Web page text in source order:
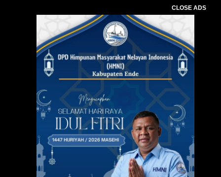
CLOSE ADS
Baca Juga : Rekam Jejak Sengketa
Tanah dan Laporan Hukum Pater Marsel
Ogot Kembali Jadi Sorotan Publik
Labuan Bajo